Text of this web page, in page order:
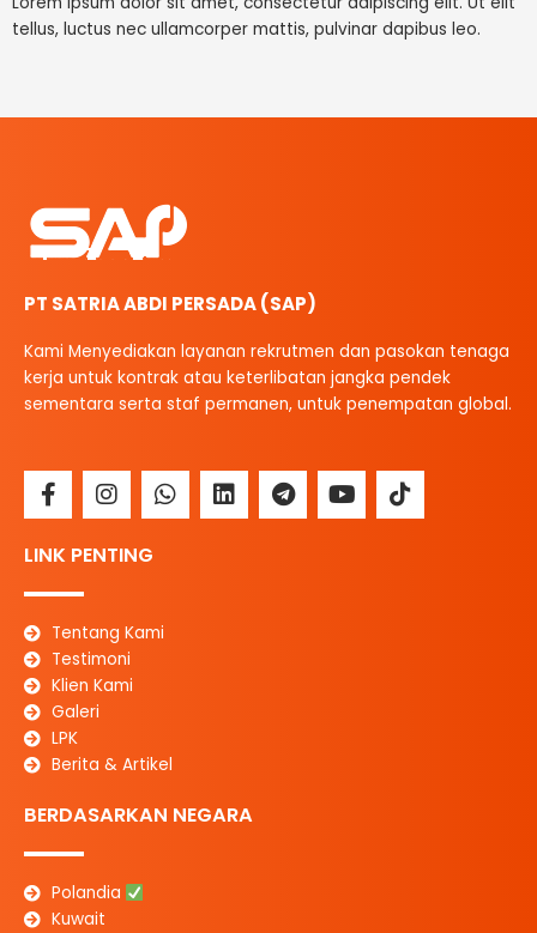
tellus, luctus nec ullamcorper mattis, pulvinar dapibus leo.
PT SATRIA ABDI PERSADA (SAP)
Kami Menyediakan layanan rekrutmen dan pasokan tenaga
kerja untuk kontrak atau keterlibatan jangka pendek
sementara serta staf permanen, untuk penempatan global.
F
a
e
o
o
k
-
f
I
n
t
r
a
m
W
h
L
i
T
e
Y
o
T
i
LINK PENTING
Tentang Kami
Testimoni
Klien Kami
Galeri
LPK
Berita & Artikel
BERDASARKAN NEGARA
Polandia
Kuwait